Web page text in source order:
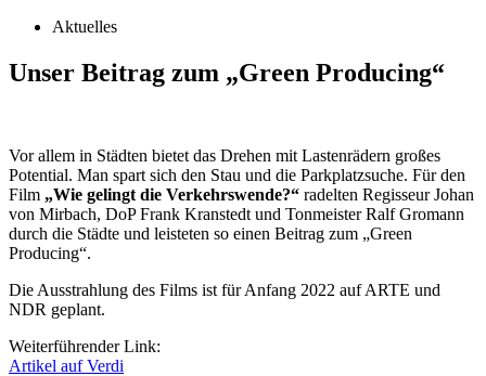
Aktuelles
Unser Beitrag zum „Green Producing“
Vor allem in Städten bietet das Drehen mit Lastenrädern großes
Potential. Man spart sich den Stau und die Parkplatzsuche. Für den
Film „Wie gelingt die Verkehrswende?“ radelten Regisseur Johan
von Mirbach, DoP Frank Kranstedt und Tonmeister Ralf Gromann
durch die Städte und leisteten so einen Beitrag zum „Green
Producing“.
Die Ausstrahlung des Films ist für Anfang 2022 auf ARTE und
NDR geplant.
Weiterführender Link:
Artikel auf Verdi